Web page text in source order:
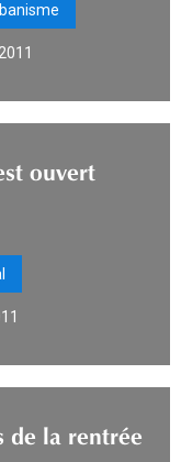
ouvert
de la rentrée